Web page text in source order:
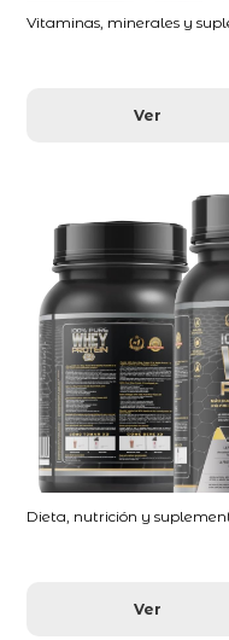
Vitaminas, minerales y
Ver
Dieta, nutrición y
Ver